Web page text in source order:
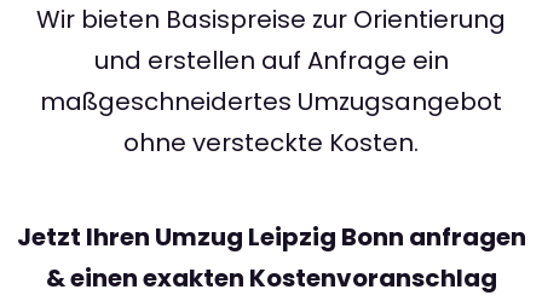
Wir bieten Basispreise zur Orientierung
und erstellen auf Anfrage ein
maßgeschneidertes Umzugsangebot
ohne versteckte Kosten.
Jetzt Ihren Umzug Leipzig Bonn anfragen
& einen exakten Kostenvoranschlag